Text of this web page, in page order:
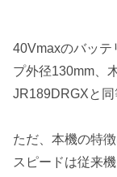
40Vmaxのバッテ
プ外径130mm、
JR189DRGXと同
ただ、本機の特
スピードは従来